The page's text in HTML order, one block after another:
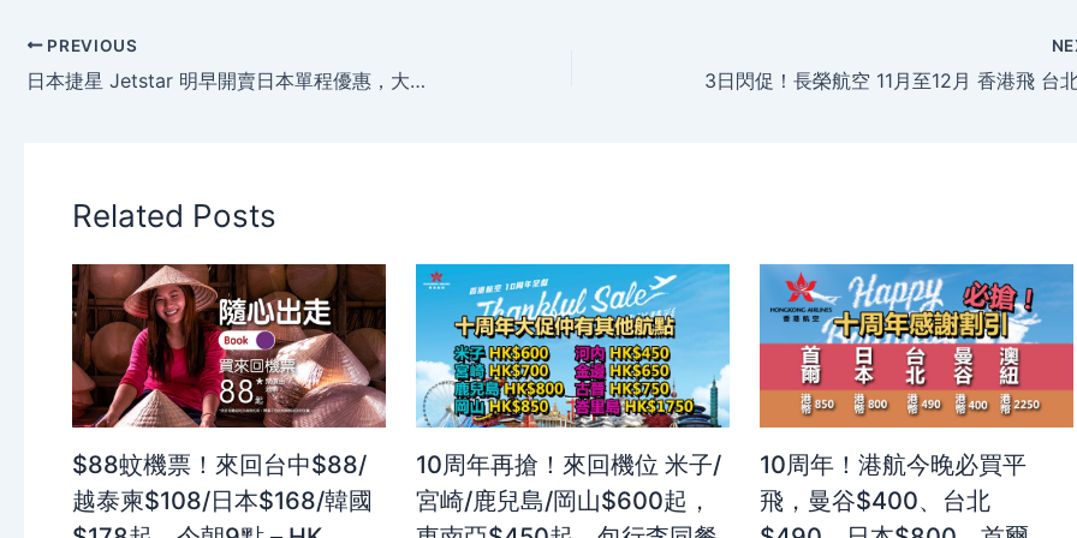
PREVIOUS
日本捷星 Jetstar 明早開賣日本單程優惠，大阪/東京飛香港單程4,990円/5,990円起，明年3月前出發。
Related Posts
$88蚊機票！來回台中$88/
越泰柬$108/日本$168/韓國
10周年再搶！來回機位 米子/
宮崎/鹿兒島/岡山$600起，
10周年！港航今晚必買平
飛，曼谷$400、台北